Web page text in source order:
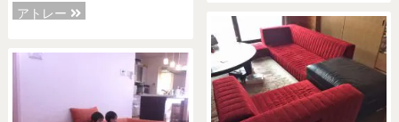
アトレー